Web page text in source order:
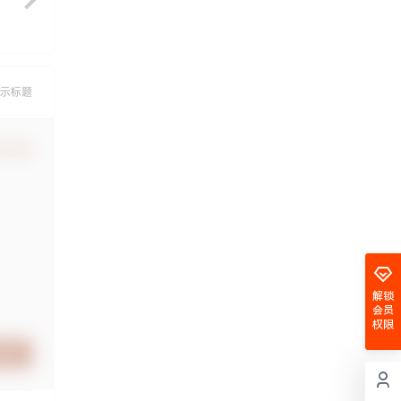
标题
解锁
会员
权限